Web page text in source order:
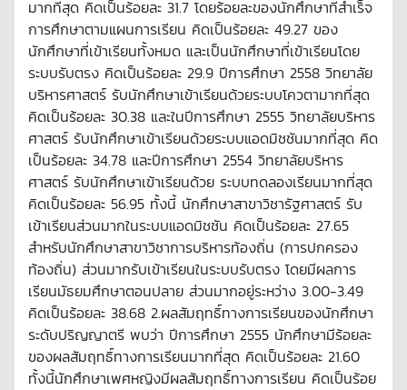
มากที่สุด คิดเป็นร้อยละ 31.7 โดยร้อยละของนักศึกษาที่สำเร็จ
การศึกษาตามแผนการเรียน คิดเป็นร้อยละ 49.27 ของ
นักศึกษาที่เข้าเรียนทั้งหมด และเป็นนักศึกษาที่เข้าเรียนโดย
ระบบรับตรง คิดเป็นร้อยละ 29.9 ปีการศึกษา 2558 วิทยาลัย
บริหารศาสตร์ รับนักศึกษาเข้าเรียนด้วยระบบโควตามากที่สุด
คิดเป็นร้อยละ 30.38 และในปีการศึกษา 2555 วิทยาลัยบริหาร
ศาสตร์ รับนักศึกษาเข้าเรียนด้วยระบบแอดมิชชันมากที่สุด คิด
เป็นร้อยละ 34.78 และปีการศึกษา 2554 วิทยาลัยบริหาร
ศาสตร์ รับนักศึกษาเข้าเรียนด้วย ระบบทดลองเรียนมากที่สุด
คิดเป็นร้อยละ 56.95 ทั้งนี้ นักศึกษาสาขาวิชารัฐศาสตร์ รับ
เข้าเรียนส่วนมากในระบบแอดมิชชัน คิดเป็นร้อยละ 27.65
สำหรับนักศึกษาสาขาวิชาการบริหารท้องถิ่น (การปกครอง
ท้องถิ่น) ส่วนมากรับเข้าเรียนในระบบรับตรง โดยมีผลการ
เรียนมัธยมศึกษาตอนปลาย ส่วนมากอยู่ระหว่าง 3.00-3.49
คิดเป็นร้อยละ 38.68 2.ผลสัมฤทธิ์ทางการเรียนของนักศึกษา
ระดับปริญญาตรี พบว่า ปีการศึกษา 2555 นักศึกษามีร้อยละ
ของผลสัมฤทธิ์ทางการเรียนมากที่สุด คิดเป็นร้อยละ 21.60
ทั้งนี้นักศึกษาเพศหญิงมีผลสัมฤทธิ์ทางการเรียน คิดเป็นร้อย